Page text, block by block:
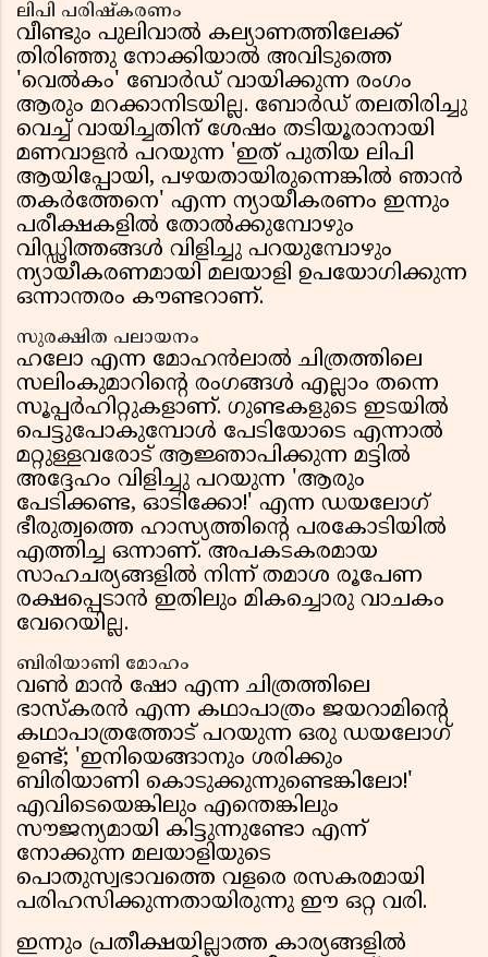
ലിപി പരിഷ്കരണം
വീണ്ടും പുലിവാൽ കല്യാണത്തിലേക്ക്
തിരിഞ്ഞു നോക്കിയാൽ അവിടുത്തെ
'വെൽകം' ബോർഡ് വായിക്കുന്ന രംഗം
ആരും മറക്കാനിടയില്ല. ബോർഡ് തലതിരിച്ചു
വെച്ച് വായിച്ചതിന് ശേഷം തടിയൂരാനായി
മണവാളൻ പറയുന്ന 'ഇത് പുതിയ ലിപി
ആയിപ്പോയി, പഴയതായിരുന്നെങ്കിൽ ഞാൻ
തകർത്തേനെ' എന്ന ന്യായീകരണം ഇന്നും
പരീക്ഷകളിൽ തോൽക്കുമ്പോഴും
വിഡ്ഢിത്തങ്ങൾ വിളിച്ചു പറയുമ്പോഴും
ന്യായീകരണമായി മലയാളി ഉപയോഗിക്കുന്ന
ഒന്നാന്തരം കൗണ്ടറാണ്.
സുരക്ഷിത പലായനം
ഹലോ എന്ന മോഹൻലാൽ ചിത്രത്തിലെ
സലിംകുമാറിന്റെ രംഗങ്ങൾ എല്ലാം തന്നെ
സൂപ്പർഹിറ്റുകളാണ്. ഗുണ്ടകളുടെ ഇടയിൽ
പെട്ടുപോകുമ്പോൾ പേടിയോടെ എന്നാൽ
മറ്റുള്ളവരോട് ആജ്ഞാപിക്കുന്ന മട്ടിൽ
അദ്ദേഹം വിളിച്ചു പറയുന്ന 'ആരും
പേടിക്കണ്ട, ഓടിക്കോ!' എന്ന ഡയലോഗ്
ഭീരുത്വത്തെ ഹാസ്യത്തിന്റെ പരകോടിയിൽ
എത്തിച്ച ഒന്നാണ്. അപകടകരമായ
സാഹചര്യങ്ങളിൽ നിന്ന് തമാശ രൂപേണ
രക്ഷപ്പെടാൻ ഇതിലും മികച്ചൊരു വാചകം
വേറെയില്ല.
ബിരിയാണി മോഹം
വൺ മാൻ ഷോ എന്ന ചിത്രത്തിലെ
ഭാസ്കരൻ എന്ന കഥാപാത്രം ജയറാമിന്റെ
കഥാപാത്രത്തോട് പറയുന്ന ഒരു ഡയലോഗ്
ഉണ്ട്; 'ഇനിയെങ്ങാനും ശരിക്കും
ബിരിയാണി കൊടുക്കുന്നുണ്ടെങ്കിലോ!'
എവിടെയെങ്കിലും എന്തെങ്കിലും
സൗജന്യമായി കിട്ടുന്നുണ്ടോ എന്ന്
നോക്കുന്ന മലയാളിയുടെ
പൊതുസ്വഭാവത്തെ വളരെ രസകരമായി
പരിഹസിക്കുന്നതായിരുന്നു ഈ ഒറ്റ വരി.
ഇന്നും പ്രതീക്ഷയില്ലാത്ത കാര്യങ്ങളിൽ